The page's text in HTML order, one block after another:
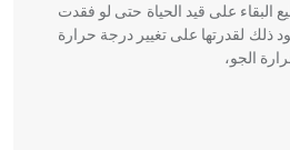
البقاء على قيد الحياة حتى لو فقدت
ذلك لقدرتها على تغيير درجة حرارة
الجو،